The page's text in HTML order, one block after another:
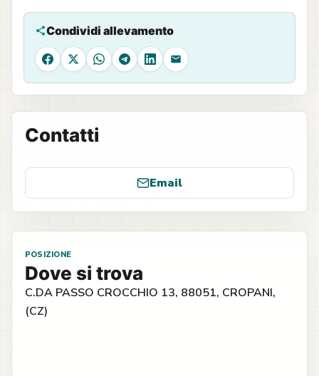
Condividi allevamento
Facebook
X WhatsApp
Telegram
LinkedIn
Email
Contatti
Email
POSIZIONE
Dove si trova
C.DA PASSO CROCCHIO 13, 88051, CROPANI,
(CZ)